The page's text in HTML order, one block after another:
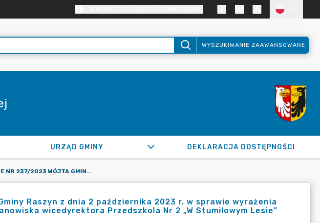
WYSZUKIWANIE ZAAWANSOWANE
URZĄD GMINY DEKLARACJA DOSTĘPNOŚCI
ZARZĄDZENIE NR 237/2023 WÓJTA GMINY RASZYN Z DNIA 2 PAŹDZIERNIKA 2023 R. W SPRAWIE WYRAŻENIA OPINII DOTYCZĄCEJ POWIERZENIA STANOWISKA WICEDYREKTORA PRZEDSZKOLA NR 2 „W STUMILOWYM LESIE” W RASZYNIE
Raszyn z dnia 2 października 2023 r. w sprawie wyrażenia
wicedyrektora Przedszkola Nr 2 „W Stumilowym Lesie”